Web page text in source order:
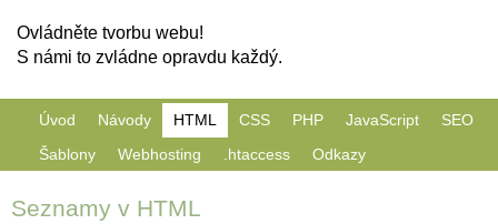
Ovládněte tvorbu webu!
S námi to zvládne opravdu každý.
Úvod Návody HTML CSS PHP JavaScript
SEO
Šablony
Webhosting .htaccess Odkazy
Seznamy v HTML